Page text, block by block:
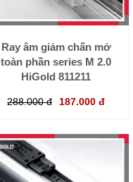
Ray âm giảm chấn mở
toàn phần series M 2.0
HiGold 811211
288.000 đ 187.000 đ